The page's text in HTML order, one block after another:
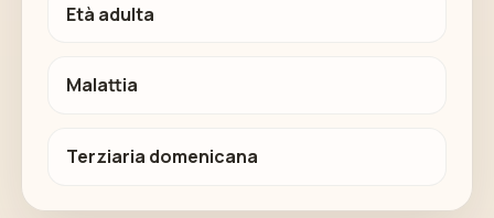
Età adulta
Malattia
Terziaria domenicana